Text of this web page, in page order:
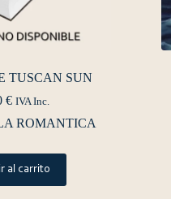
TUSCAN SUN
€ IVA Inc.
ROMANTICA
al carrito